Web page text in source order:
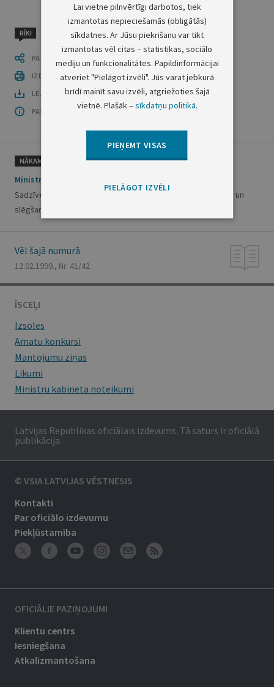
RĪKI
PASTĀSTI CITIEM
IZDRUKĀT PUBLIKĀCIJU
LEJUPLĀDĒT LAIDIENU (PDF)
PAR OFICIĀLO IZDEVUMU
NĀKAMAIS
Ministru kabineta noteikumi Nr.38
Sadzīves atkritumu poligonu ierīkošanas, apsaimniekošanas un
slēgšanas noteikumi
Vēl šajā numurā
12.02.1999., Nr. 41/42
ĪSCEĻI
Izsoles
Amatu konkursi
Mantojumu ziņas
Likumi
Ministru kabineta noteikumi
Latvijas Republikas oficiālais izdevums. Tā saturs ir oficiālā
publikācija.
© VSIA LATVIJAS VĒSTNESIS
Kontakti
Par oficiālo izdevumu
Piekļūstamība
OFICIĀLIE PAZIŅOJUMI
Klientu centrs
Iesniegšana
Atkalizmantošana
Lai vietne pilnvērtīgi darbotos, tiek
izmantotas nepieciešamās (obligātās)
sīkdatnes. Ar Jūsu piekrišanu var tikt
izmantotas vēl citas – statistikas, sociālo
mediju un funkcionalitātes. Papildinformācijai
atveriet "Pielāgot izvēli". Jūs varat jebkurā
brīdī mainīt savu izvēli, atgriežoties šajā
vietnē. Plašāk –sīkdatņu politikā.
PIEŅEMT VISAS
PIELĀGOT IZVĒLI